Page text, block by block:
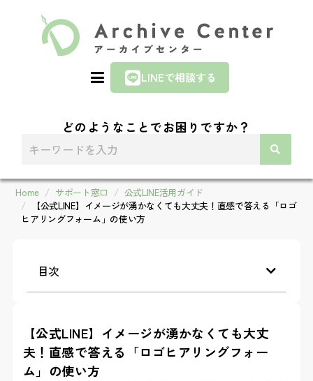
LINEで相談する
どのようなことでお困りですか？
Home サポート窓口
公式LINE活用ガイド
【公式LINE】イメージが湧かなくても大丈夫！直感で答える「ロゴ
ヒアリングフォーム」の使い方
目次
【公式LINE】イメージが湧かなくても大丈
夫！直感で答える「ロゴヒアリングフォー
ム」の使い方